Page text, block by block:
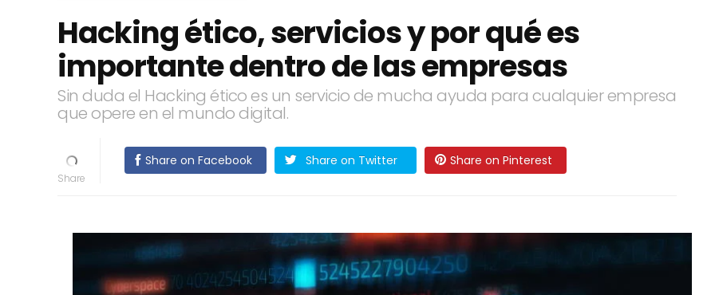
Hacking ético, servicios y por qué es
importante dentro de las empresas
Sin duda el Hacking ético es un servicio de mucha ayuda para cualquier empresa
que opere en el mundo digital.
Share on Facebook Share on Twitter Share on Pinterest